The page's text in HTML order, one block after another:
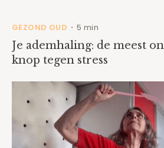
GEZOND OUD • 5 min
Je ademhaling: de meest
knop tegen stress